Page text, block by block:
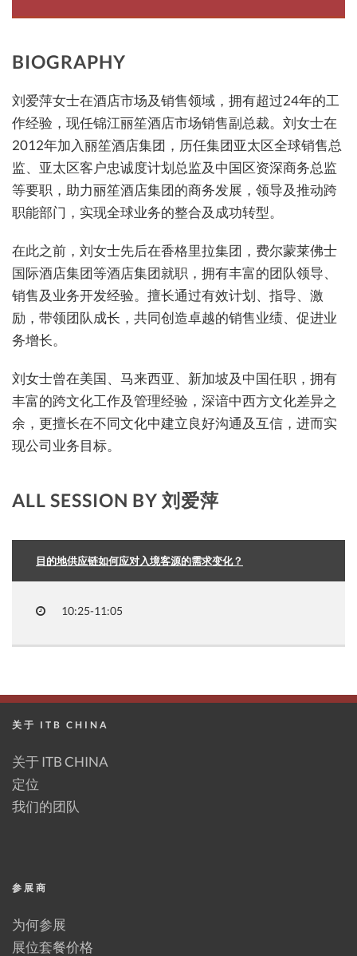
BIOGRAPHY
刘爱萍女士在酒店市场及销售领域，拥有超过24年的工
作经验，现任锦江丽笙酒店市场销售副总裁。刘女士在
2012年加入丽笙酒店集团，历任集团亚太区全球销售总
监、亚太区客户忠诚度计划总监及中国区资深商务总监
等要职，助力丽笙酒店集团的商务发展，领导及推动跨
职能部门，实现全球业务的整合及成功转型。
在此之前，刘女士先后在香格里拉集团，费尔蒙莱佛士
国际酒店集团等酒店集团就职，拥有丰富的团队领导、
销售及业务开发经验。擅长通过有效计划、指导、激
励，带领团队成长，共同创造卓越的销售业绩、促进业
务增长。
刘女士曾在美国、马来西亚、新加坡及中国任职，拥有
丰富的跨文化工作及管理经验，深谙中西方文化差异之
余，更擅长在不同文化中建立良好沟通及互信，进而实
现公司业务目标。
ALL SESSION BY 刘爱萍
目的地供应链如何应对入境客源的需求变化？
10:25-11:05
关于 ITB CHINA
关于 ITB CHINA
定位
我们的团队
参展商
为何参展
展位套餐价格